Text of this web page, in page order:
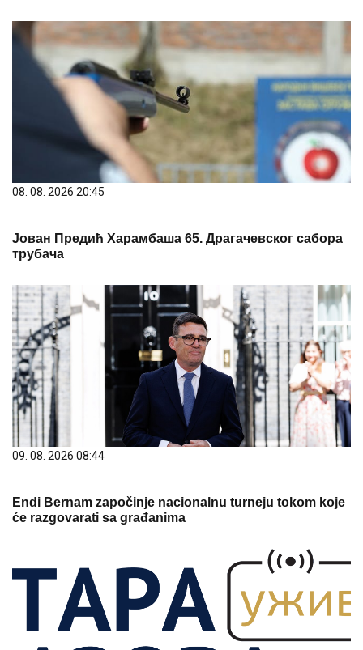
08. 08. 2026 20:45
Јован Предић Харамбаша 65. Драгачевског сабора
трубача
09. 08. 2026 08:44
Endi Bernam započinje nacionalnu turneju tokom koje
će razgovarati sa građanima